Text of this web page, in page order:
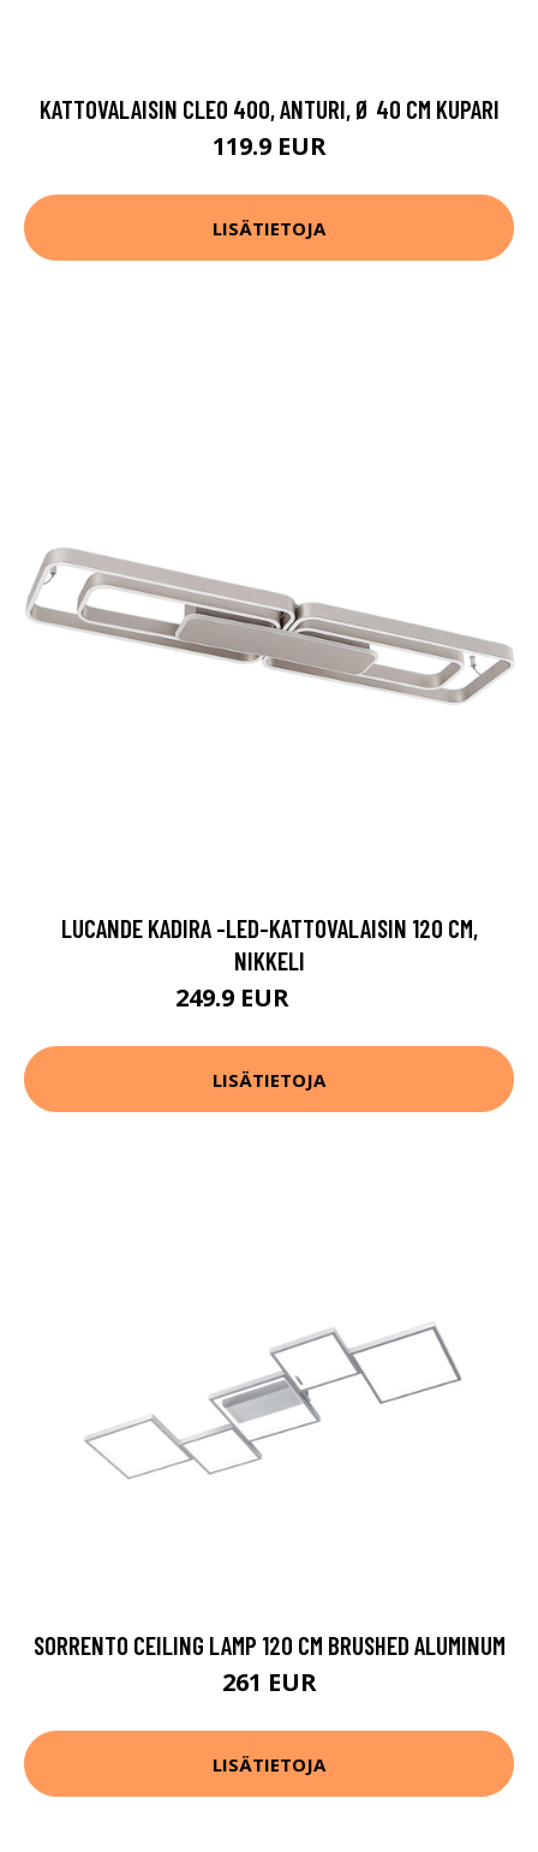
KATTOVALAISIN CLEO 400, ANTURI, Ø 40 CM KUPARI
119.9 EUR
LISÄTIETOJA
LUCANDE KADIRA -LED-KATTOVALAISIN 120 CM,
NIKKELI
249.9 EUR
LISÄTIETOJA
SORRENTO CEILING LAMP 120 CM BRUSHED ALUMINUM
261 EUR
LISÄTIETOJA